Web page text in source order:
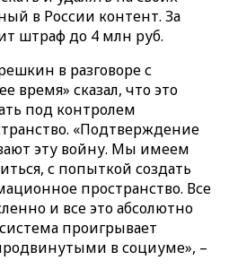
в России контент. За
штраф до 4 млн руб.
в разговоре с
время» сказал, что это
под контролем
«Подтверждение
эту войну. Мы имеем
с попыткой создать
пространство. Все
и все это абсолютно
проигрывает
в социуме», –